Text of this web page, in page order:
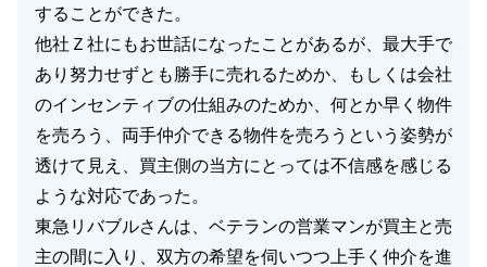
することができた。
他社Ｚ社にもお世話になったことがあるが、最大手で
あり努力せずとも勝手に売れるためか、もしくは会社
のインセンティブの仕組みのためか、何とか早く物件
を売ろう、両手仲介できる物件を売ろうという姿勢が
透けて見え、買主側の当方にとっては不信感を感じる
ような対応であった。
東急リバブルさんは、ベテランの営業マンが買主と売
主の間に入り、双方の希望を伺いつつ上手く仲介を進